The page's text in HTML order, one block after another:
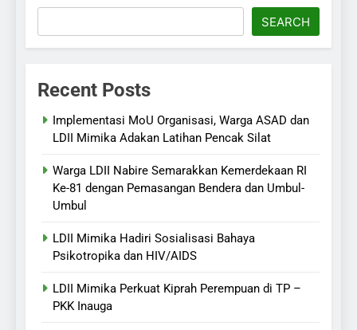
SEARCH
Recent Posts
Implementasi MoU Organisasi, Warga ASAD dan
LDII Mimika Adakan Latihan Pencak Silat
Warga LDII Nabire Semarakkan Kemerdekaan RI
Ke-81 dengan Pemasangan Bendera dan Umbul-
Umbul
LDII Mimika Hadiri Sosialisasi Bahaya
Psikotropika dan HIV/AIDS
LDII Mimika Perkuat Kiprah Perempuan di TP –
PKK Inauga